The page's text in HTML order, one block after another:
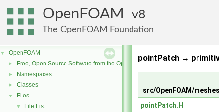
OpenFOAM 8
The OpenFOAM Foundation
▼ OpenFOAM
► Free, Open Source Software from the OpenFOAM Foundation
► Namespaces
► Classes
▼ Files
▼ File List
pointPatch →
src/OpenFOAM/
pointPatch.H